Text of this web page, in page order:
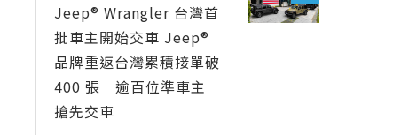
Jeep® Wrangler 台灣首
批車主開始交車 Jeep®
品牌重返台灣累積接單破
400 張 逾百位準車主
搶先交車